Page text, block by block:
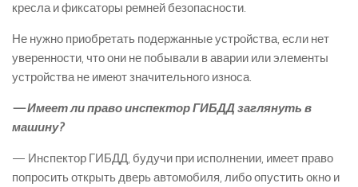
кресла и фиксаторы ремней безопасности.
Не нужно приобретать подержанные устройства, если нет
уверенности, что они не побывали в аварии или элементы
устройства не имеют значительного износа.
— Имеет ли право инспектор ГИБДД заглянуть в
машину?
— Инспектор ГИБДД, будучи при исполнении, имеет право
попросить открыть дверь автомобиля, либо опустить окно и